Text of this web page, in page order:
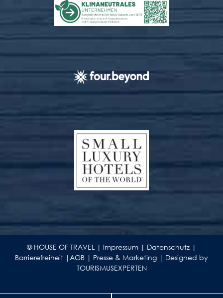
© HOUSE OF TRAVEL | Impressum | Datenschutz |
Barrierefreiheit |AGB | Presse & Marketing | Designed by
TOURISMUSEXPERTEN